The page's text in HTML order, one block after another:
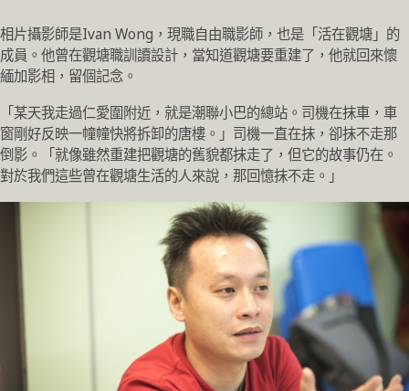
相片攝影師是Ivan Wong，現職自由職影師，也是「活在觀塘」的
成員。他曾在觀塘職訓讀設計，當知道觀塘要重建了，他就回來懷
緬加影相，留個記念。
「某天我走過仁愛圍附近，就是潮聯小巴的總站。司機在抹車，車
窗剛好反映一幢幢快將拆卸的唐樓。」司機一直在抹，卻抹不走那
倒影。「就像雖然重建把觀塘的舊貌都抹走了，但它的故事仍在。
對於我們這些曾在觀塘生活的人來說，那回憶抹不走。」